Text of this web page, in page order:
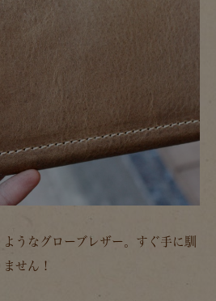
うなグローブレザー。すぐ手に馴
せん！